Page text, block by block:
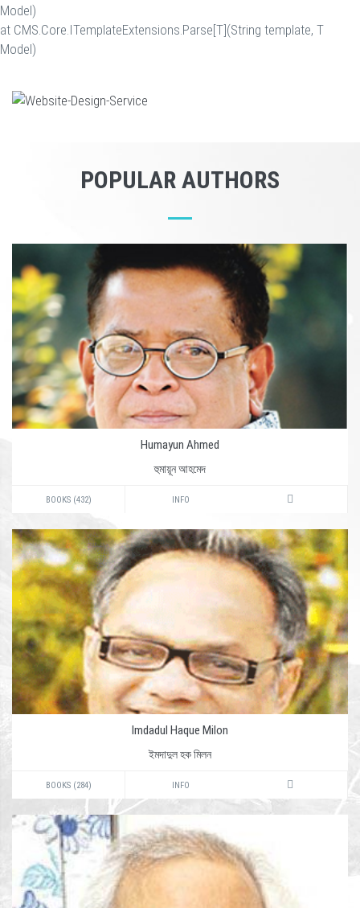
Model)
at CMS.Core.ITemplateExtensions.Parse[T](String template, T
Model)
POPULAR AUTHORS
Humayun Ahmed
হুমায়ূন আহমেদ
BOOKS (432) INFO
Imdadul Haque Milon
ইমদাদুল হক মিলন
BOOKS (284) INFO